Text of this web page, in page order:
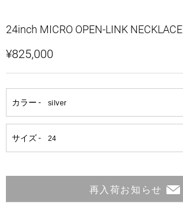
24inch MICRO OPEN-LINK NECKLACE
¥825,000
再入荷お知らせ